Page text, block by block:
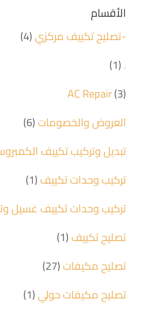
الأقسام
-تصليح تكييف مركزي(4)
.
(1)
AC Repair(3)
العروض والخصومات(6)
تبديل وتركيب تكييف
تركيب وحدات تكييف(1)
تركيب وحدات تكييف غسيل
تصليح تكييف(1)
تصليح مكيفات(27)
تصليح مكيفات حولي(1)